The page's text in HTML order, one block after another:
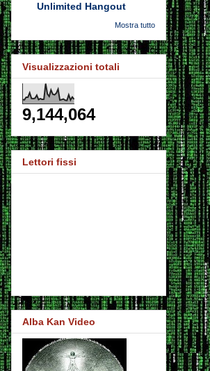
Unlimited Hangout
Mostra tutto
Visualizzazioni totali
9,144,064
Lettori fissi
Alba Kan Video